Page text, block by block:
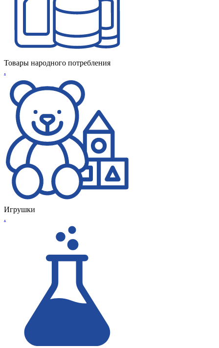
Товары народного потребления
.
Игрушки
.